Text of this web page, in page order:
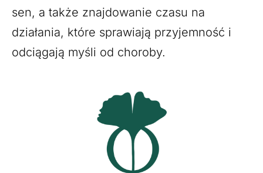
sen, a także znajdowanie czasu na
działania, które sprawiają przyjemność i
odciągają myśli od choroby.